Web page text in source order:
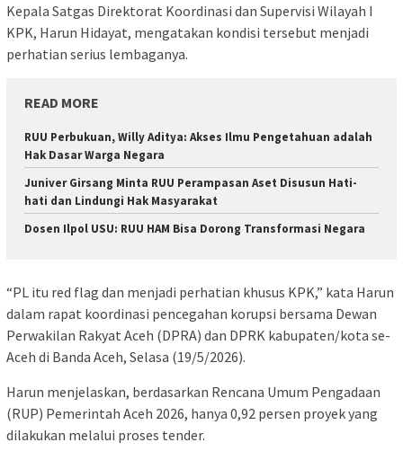
Kepala Satgas Direktorat Koordinasi dan Supervisi Wilayah I
KPK, Harun Hidayat, mengatakan kondisi tersebut menjadi
perhatian serius lembaganya.
READ MORE
RUU Perbukuan, Willy Aditya: Akses Ilmu Pengetahuan adalah
Hak Dasar Warga Negara
Juniver Girsang Minta RUU Perampasan Aset Disusun Hati-
hati dan Lindungi Hak Masyarakat
Dosen Ilpol USU: RUU HAM Bisa Dorong Transformasi Negara
“PL itu red flag dan menjadi perhatian khusus KPK,” kata Harun
dalam rapat koordinasi pencegahan korupsi bersama Dewan
Perwakilan Rakyat Aceh (DPRA) dan DPRK kabupaten/kota se-
Aceh di Banda Aceh, Selasa (19/5/2026).
Harun menjelaskan, berdasarkan Rencana Umum Pengadaan
(RUP) Pemerintah Aceh 2026, hanya 0,92 persen proyek yang
dilakukan melalui proses tender.